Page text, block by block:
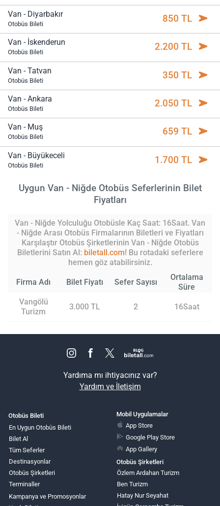
Van - Diyarbakır
Otobüs Bileti 850 TL
Van - İskenderun
Otobüs Bileti 2.200 TL
Van - Tatvan
Otobüs Bileti 350 TL
Van - Ankara
Otobüs Bileti 2.050 TL
Van - Muş
Otobüs Bileti 659 TL
Van - Büyükeceli
Otobüs Bileti 1.700 TL
Uygun Van - Niğde Otobüs Seferlerinin Bilet
Fiyatları
Van - Niğde Yolculuğu Otobüsle Kaç Saat: 16Saat. Van
- Niğde Arası Otobüs Firmalarının Biletleri ve Fiyatları
Karşılaştır Otobüs Şirketlerinin Van - Niğde Otobüs
Biletlerini Satın Al: biletall.com! Bu rotadaki seferlere
hemen göz atabilirsiniz.
Firma Adı Bilet Fiyatı Sefer Sayısı
Ortalama
Süre
Vangölü
Turizm
3.000 TL 2 16Saat
Yardıma mı ihtiyacınız var?
Yardım ve İletişim
Otobüs Bileti
En Uygun Otobüs Bileti
Bilet Al
Tüm Seferler
Destinasyonlar
Otobüs Şirketleri
Terminaller
Kampanya ve Promosyonlar
Mobil Uygulamalar
App Store
Google Play Store
App Gallery
Otobüs Şirketleri
Özlem Ardahan Turizm
Ben Turizm
Hatay Nur Seyahat